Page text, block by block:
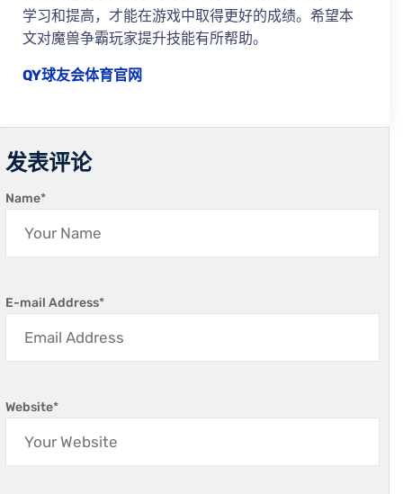
学习和提高，才能在游戏中取得更好的成绩。希望本
文对魔兽争霸玩家提升技能有所帮助。
QY球友会体育官网
发表评论
Name*
E-mail Address*
Website*